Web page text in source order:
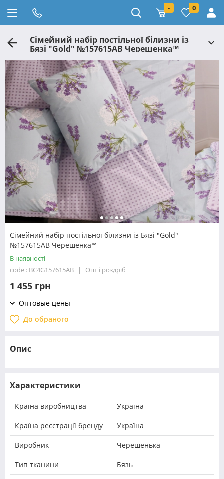
- 0
Сімейний набір постільної білизни із
Бязі "Gold" №157615АВ Черешенка™
Сімейний набір постільної білизни із Бязі "Gold"
№157615АВ Черешенка™
В наявності
code : BC4G157615АВ
Опт і роздріб
1 455 грн
Оптовые цены
До обраного
Опис
Характеристики
Країна виробництва Україна
Країна реєстрації бренду Україна
Виробник Черешенька
Тип тканини Бязь